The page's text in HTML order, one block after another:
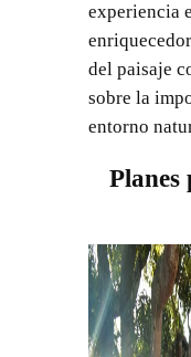
experiencia
del paisaje
sobre la
entorno
Planes